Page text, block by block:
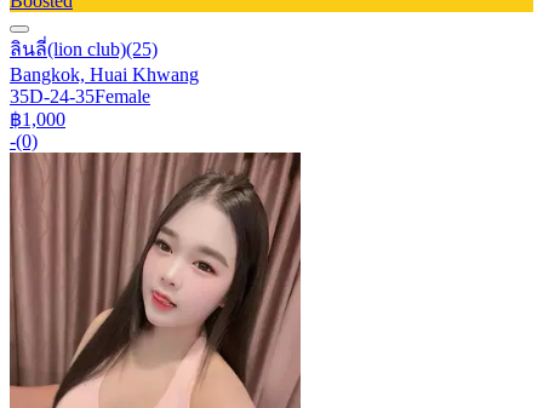
ลินลี่(lion club)(25)
Bangkok, Huai Khwang
35D-24-35Female
฿1,000
-(0)